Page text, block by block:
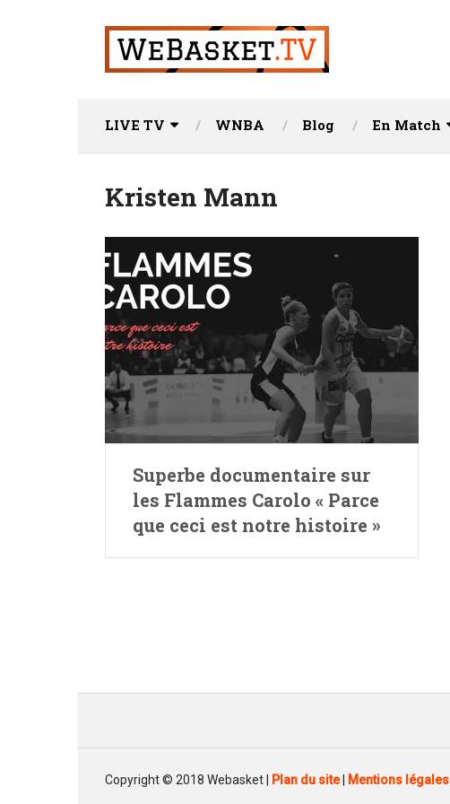
LIVE TV WNBA Blog En Match
Kristen Mann
Superbe documentaire sur
les Flammes Carolo « Parce
que ceci est notre histoire »
Copyright © 2018 Webasket | Plan du site| Mentions légales